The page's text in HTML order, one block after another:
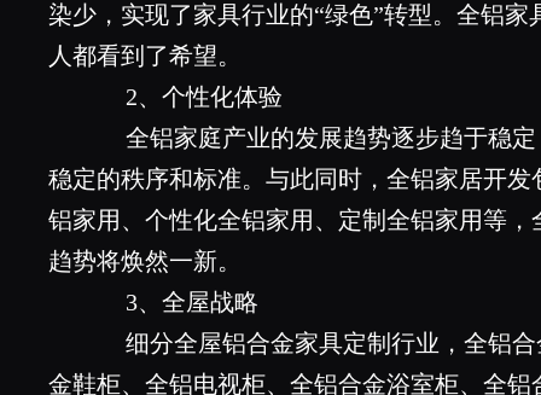
染少，实现了家具行业的“绿色”转型。全铝
人都看到了希望。
2、个性化体验
全铝家庭产业的发展趋势逐步趋于稳定
稳定的秩序和标准。与此同时，全铝家居开
铝家用、个性化全铝家用、定制全铝家用等
趋势将焕然一新。
3、全屋战略
细分全屋铝合金家具定制行业，全铝合
金鞋柜、全铝电视柜、全铝合金浴室柜、全